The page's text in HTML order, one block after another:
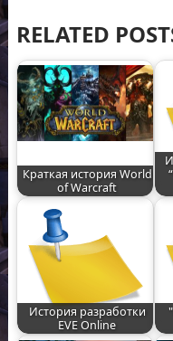
RELATED
Краткая история World
of Warcraft
История разработки
EVE Online